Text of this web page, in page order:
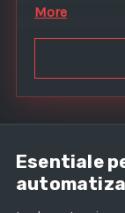
e
t
a
s
+
More
Esentiale